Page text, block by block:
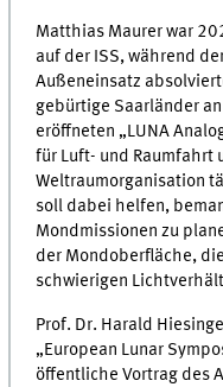
Matthias Maurer war
auf der ISS, während
Außeneinsatz
gebürtige Saarländer
eröffneten „LUNA
für Luft- und Raumfahrt
Weltraumorganisation
soll dabei helfen,
Mondmissionen zu
der Mondoberfläche,
schwierigen
Prof. Dr. Harald
„European Lunar
öffentliche Vortrag des